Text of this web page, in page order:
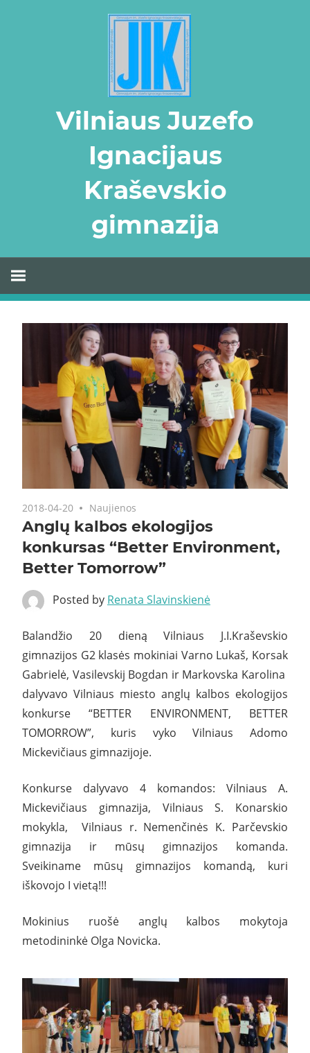
Vilniaus Juzefo
Ignacijaus
Kraševskio
gimnazija
2018-04-20 Naujienos
Anglų kalbos ekologijos
konkursas “Better Environment,
Better Tomorrow”
Posted by Renata Slavinskienė
Balandžio 20 dieną Vilniaus J.I.Kraševskio
gimnazijos G2 klasės mokiniai Varno Lukaš, Korsak
Gabrielė, Vasilevskij Bogdan ir Markovska Karolina
dalyvavo Vilniaus miesto anglų kalbos ekologijos
konkurse “BETTER ENVIRONMENT, BETTER
TOMORROW”, kuris vyko Vilniaus Adomo
Mickevičiaus gimnazijoje.
Konkurse dalyvavo 4 komandos: Vilniaus A.
Mickevičiaus gimnazija, Vilniaus S. Konarskio
mokykla, Vilniaus r. Nemenčinės K. Parčevskio
gimnazija ir mūsų gimnazijos komanda.
Sveikiname mūsų gimnazijos komandą, kuri
iškovojo I vietą!!!
Mokinius ruošė anglų kalbos mokytoja
metodininkė Olga Novicka.